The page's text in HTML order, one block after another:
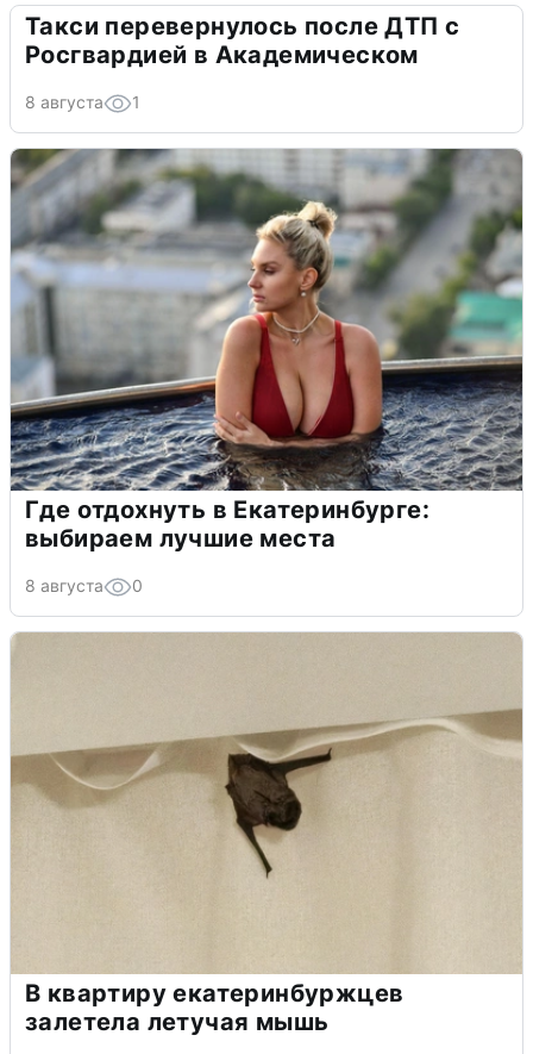
Такси перевернулось после ДТП с
Росгвардией в Академическом
8 августа 1
Где отдохнуть в Екатеринбурге:
выбираем лучшие места
8 августа 0
В квартиру екатеринбуржцев
залетела летучая мышь